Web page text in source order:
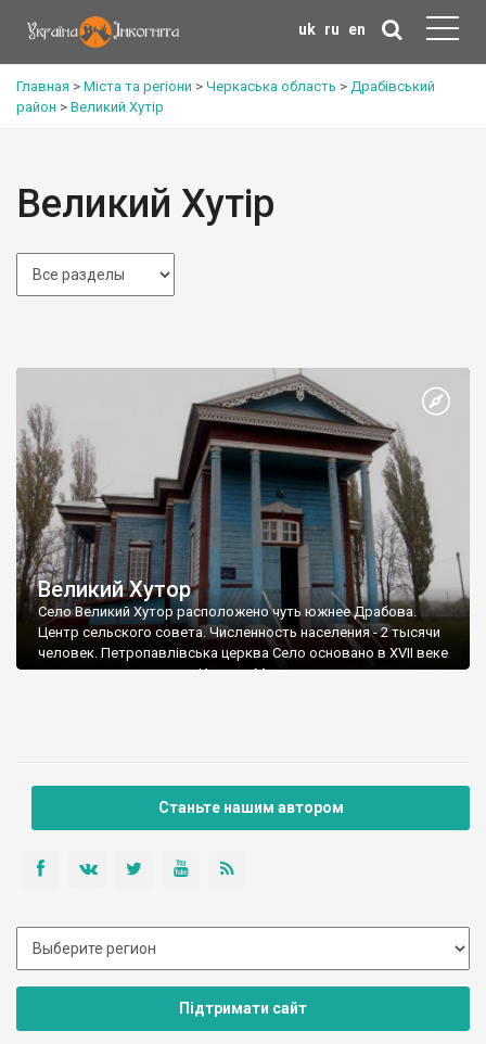
uk ru en
Главная > Міста та регіони > Черкаська область > Драбівський
район > Великий Хутір
Великий Хутір
Великий Хутор
Село Великий Хутор расположено чуть южнее Драбова.
Центр сельского совета. Численность населения - 2 тысячи
человек. Петропавлівська церква Село основано в XVII веке
казацким полковником Иваном Мировичем.
Станьте нашим автором
Підтримати сайт